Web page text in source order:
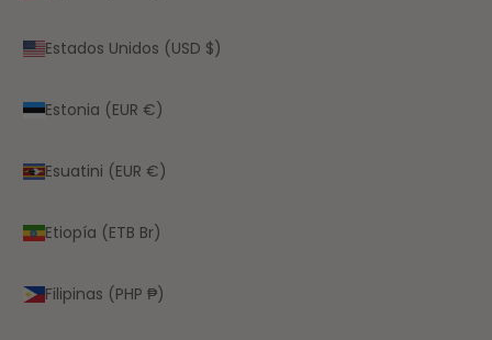
Estados Unidos (USD $)
Estonia (EUR €)
Esuatini (EUR €)
Etiopía (ETB Br)
Filipinas (PHP ₱)